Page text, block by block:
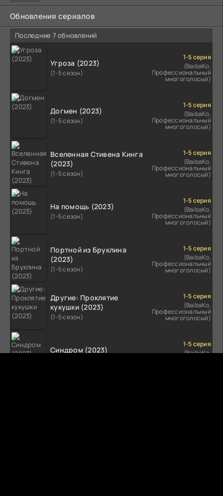
Обновления сериалов
Последние 7 обновлений
Угроза (2023)
(1-5 сезон)
1-5 серия
(BaibaKo,
Профессиональный
многоголосый)
Догмен (2023)
(1-5 сезон)
1-5 серия
(BaibaKo,
Профессиональный
многоголосый)
Вселенная Стивена Кинга
(2023)
(1-5 сезон)
1-5 серия
(BaibaKo,
Профессиональный
многоголосый)
На помощь (2023)
(1-5 сезон)
1-5 серия
(BaibaKo,
Профессиональный
многоголосый)
Портной из Бруклина
(2023)
(1-5 сезон)
1-5 серия
(BaibaKo,
Профессиональный
многоголосый)
Другие: Проклятие
кукушки (2023)
(1-5 сезон)
1-5 серия
(BaibaKo,
Профессиональный
многоголосый)
Синдром (2023)
1-5 серия
(BaibaKo,